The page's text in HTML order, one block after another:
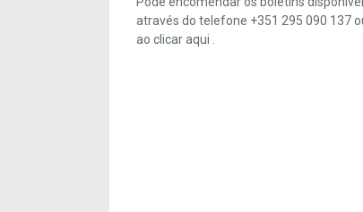
através do telefone +351 295 090 137
ao clicaraqui